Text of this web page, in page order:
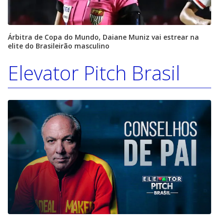
Árbitra de Copa do Mundo, Daiane Muniz vai estrear na
elite do Brasileirão masculino
Elevator Pitch Brasil